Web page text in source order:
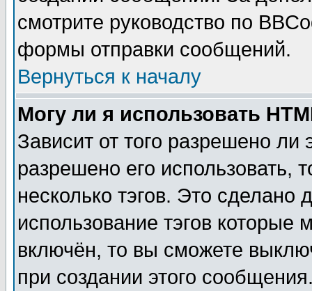
смотрите руководство по
формы отправки сообщений.
Вернуться к началу
Могу ли я использовать
Зависит от того разрешено
разрешено его использовать,
несколько тэгов. Это сделано
использование тэгов
включён, то вы сможете
при создании этого